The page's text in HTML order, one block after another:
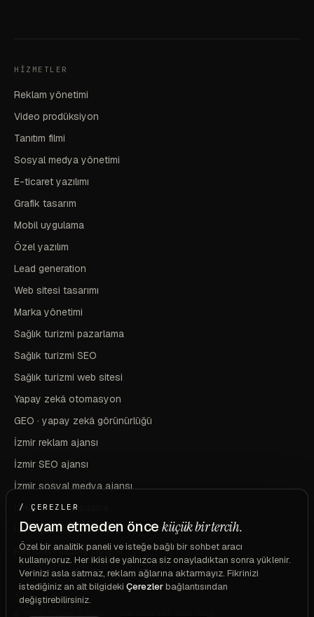
HIZMETLER
Reklam yönetimi
Video prodüksiyon
Tanıtım filmi
Sosyal medya yönetimi
E-ticaret yazılımı
Grafik tasarım
Mobil uygulama
Özel yazılım
Lead generation
Web sitesi tasarımı
Marka yönetimi
Sağlık turizmi pazarlama
Sağlık turizmi SEO
Sağlık turizmi web sitesi
Yapay zekâ otomasyon
GEO · yapay zekâ görünürlüğü
İzmir reklam ajansı
İzmir SEO ajansı
İzmir sosyal medya ajansı
İzmir mobil uygulama
İzmir marka ve kimlik
Restoran sipariş sistemi
/ ÇEREZLER
Devam etmeden önceküçük bir tercih.
Özel bir analitik paneli ve isteğe bağlı bir sohbet aracı
kullanıyoruz. Her ikisi de yalnızca siz onayladıktan sonra yüklenir.
Verinizi asla satmaz, reklam ağlarına aktarmayız. Fikrinizi
istediğiniz an alt bilgideki Çerezlerbağlantısından
değiştirebilirsiniz.